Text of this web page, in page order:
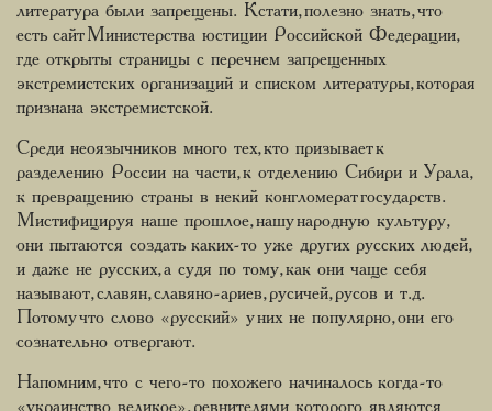
литература были запрещены. Кстати, полезно знать, что
есть сайт Министерства юстиции Российской Федерации,
где открыты страницы с перечнем запрещенных
экстремистских организаций и списком литературы, которая
признана экстремистской.
Среди неоязычников много тех, кто призывает к
разделению России на части, к отделению Сибири и Урала,
к превращению страны в некий конгломерат государств.
Мистифицируя наше прошлое, нашу народную культуру,
они пытаются создать каких-то уже других русских людей,
и даже не русских, а судя по тому, как они чаще себя
называют, славян, славяно-ариев, русичей, русов и т.д.
Потому что слово «русский» у них не популярно, они его
сознательно отвергают.
Напомним, что с чего-то похожего начиналось когда-то
«украинство великое», ревнителями которого являются